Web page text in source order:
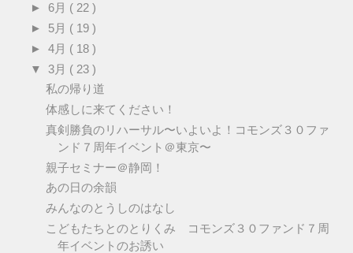
► 6月 ( 22 )
► 5月 ( 19 )
► 4月 ( 18 )
▼ 3月 ( 23 )
私の帰り道
体感しに来てください！
真剣勝負のリハーサル〜いよいよ！コモンズ３０ファ
ンド７周年イベント＠東京〜
親子セミナー＠静岡！
あの日の余韻
みんなのとうしのはなし
こどもたちとのとりくみ コモンズ３０ファンド７周
年イベントのお誘い